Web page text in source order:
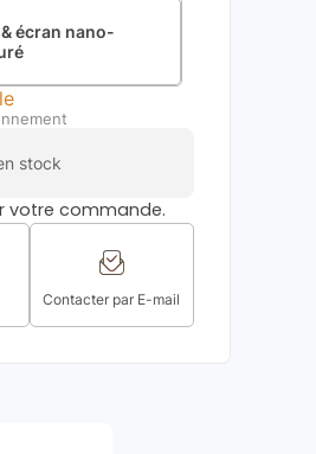
écran nano-
stock
votre commande.
Contacter par E-mail